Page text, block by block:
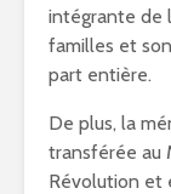
intégrante de
familles et
part entière.
De plus, la
transférée au
Révolution et